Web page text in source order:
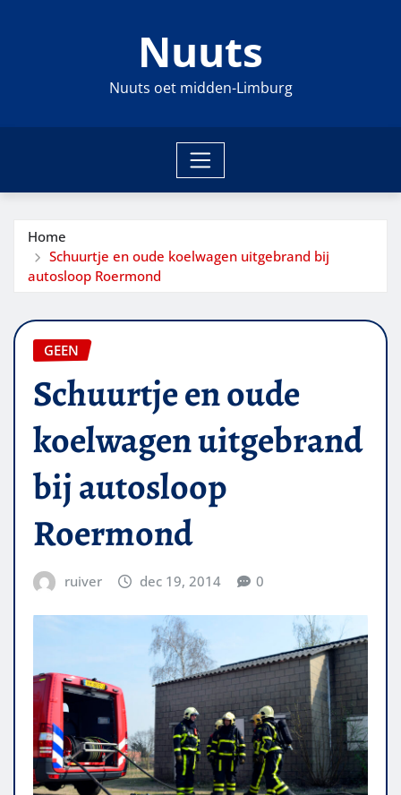
Nuuts
Nuuts oet midden-Limburg
Home
Schuurtje en oude koelwagen uitgebrand bij
autosloop Roermond
GEEN
Schuurtje en oude
koelwagen uitgebrand
bij autosloop
Roermond
ruiver dec 19, 2014 0